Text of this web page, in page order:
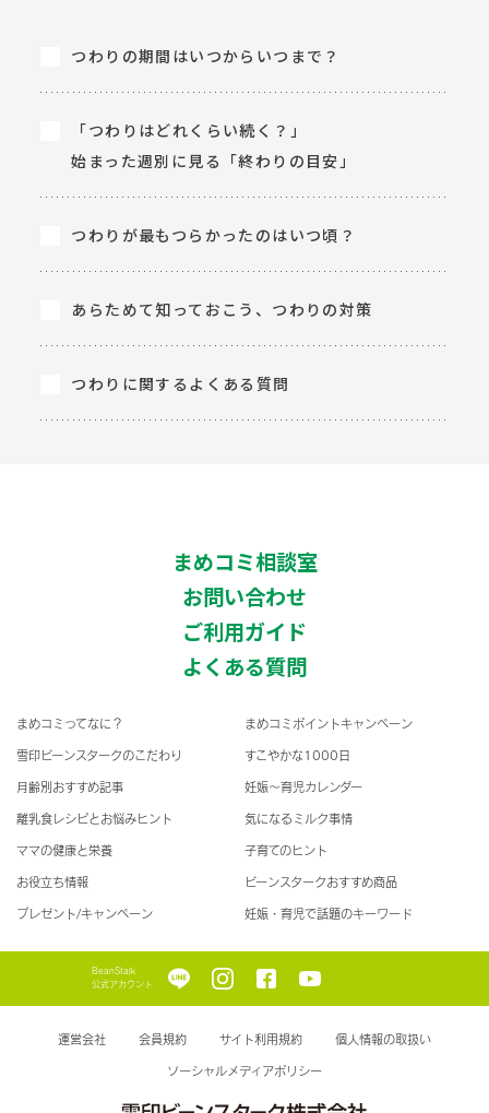
つわりの期間はいつからいつまで？
「つわりはどれくらい続く？」
始まった週別に見る「終わりの目安」
つわりが最もつらかったのはいつ頃？
あらためて知っておこう、つわりの対策
つわりに関するよくある質問
まめコミ相談室
お問い合わせ
ご利用ガイド
よくある質問
まめコミってなに？ まめコミポイントキャンペーン
雪印ビーンスタークのこだわり すこやかな1000日
月齢別おすすめ記事 妊娠〜育児カレンダー
離乳食レシピとお悩みヒント 気になるミルク事情
ママの健康と栄養 子育てのヒント
お役立ち情報 ビーンスタークおすすめ商品
プレゼント/キャンペーン 妊娠・育児で話題のキーワード
BeanStalk
公式アカウント
運営会社 会員規約 サイト利用規約 個人情報の取扱い
ソーシャルメディアポリシー